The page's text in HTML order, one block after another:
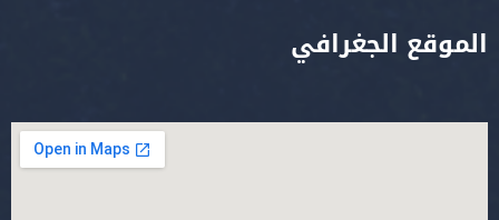
الموقع الجغرافي